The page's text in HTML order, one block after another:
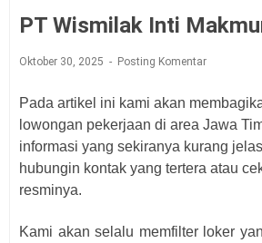
PT Wismilak Inti
Oktober 30, 2025 Posting Komentar
Pada artikel ini kami akan
lowongan pekerjaan di area Jawa
informasi yang sekiranya kurang
hubungin kontak yang tertera atau
resminya.
Kami akan selalu memfilter loker